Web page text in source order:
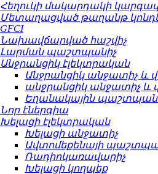
Հեղուկի մակարդակի
Մետաղացված թաղանթ
GFCI
Նախավճարված հաշվիչ
Լարման պաշտպանիչ
Անջրանցիկ էլեկտրական
Անջրանցիկ անջատիչ և
անջրանցիկ անջատիչ և
Եղանակային
Նոր էներգիա
Խելացի էլեկտրական
Խելացի անջատիչ
Ավտոմեքենայի
Ռադիոկառավարիչ
Խելացի կողպեք